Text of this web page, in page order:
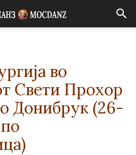
во
Свети Прохор
Донибрук (26-